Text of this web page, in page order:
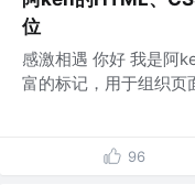
位
感激相遇 你好 我是阿
富的标记，用于组织页
96